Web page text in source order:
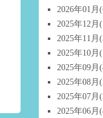
2026年01月
2025年12月
2025年11月
2025年10月
2025年09月
2025年08月
2025年07月
2025年06月